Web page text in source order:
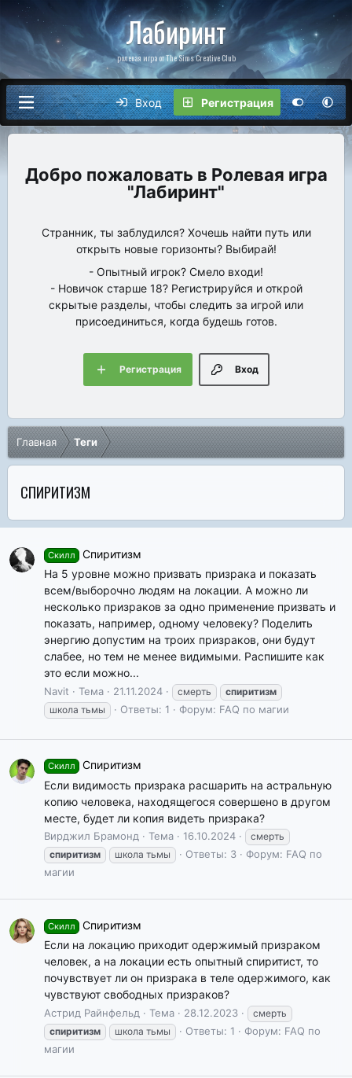
Лабиринт
ролевая игра от The Sims Creative Club
Вход Регистрация
Ролевая игра
"Лабиринт"
Странник, ты заблудился? Хочешь найти путь или
открыть новые горизонты? Выбирай!
- Опытный игрок? Смело входи!
- Новичок старше 18? Регистрируйся и открой
скрытые разделы, чтобы следить за игрой или
присоединиться, когда будешь готов.
Вход
Регистрация
Главная Теги
СПИРИТИЗМ
Скилл
Спиритизм
На 5 уровне можно призвать призрака и показать
всем/выборочно людям на локации. А можно ли
несколько призраков за одно применение призвать и
показать, например, одному человеку? Поделить
энергию допустим на троих призраков, они будут
слабее, но тем не менее видимыми. Распишите как
это если можно...
Navit Тема 21.11.2024 смерть
спиритизм
школа тьмы
Ответы: 1 Форум: FAQ по магии
Скилл
Спиритизм
Если видимость призрака расшарить на астральную
копию человека, находящегося совершено в другом
месте, будет ли копия видеть призрака?
Вирджил Брамонд Тема 16.10.2024
смерть
спиритизм
школа тьмы Ответы: 3 Форум: FAQ по
магии
Скилл
Спиритизм
Если на локацию приходит одержимый призраком
человек, а на локации есть опытный спиритист, то
почувствует ли он призрака в теле одержимого, как
чувствуют свободных призраков?
Астрид Райнфельд Тема 28.12.2023
смерть
спиритизм
школа тьмы Ответы: 1 Форум: FAQ по
магии